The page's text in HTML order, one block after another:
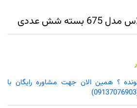
شش عددی
؟ همین الان جهت مشاوره رایگان با